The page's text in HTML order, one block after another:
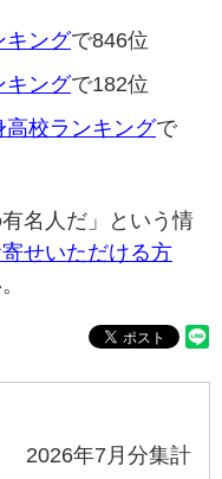
キングで846位
キングで182位
校ランキングで
名人だ」という情
せいただける方
2026年7月分集計